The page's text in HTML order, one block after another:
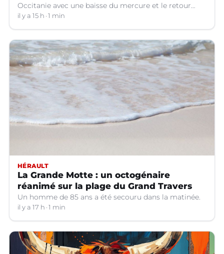
Occitanie avec une baisse du mercure et le retour
d'orages dans certains départements.
il y a 15 h 1 min
HÉRAULT
La Grande Motte : un octogénaire
réanimé sur la plage du Grand Travers
Un homme de 85 ans a été secouru dans la matinée.
il y a 17 h 1 min